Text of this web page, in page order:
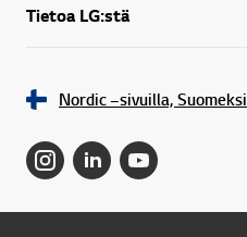
Tietoa LG:stä
Nordic –sivuilla, Suomeksi